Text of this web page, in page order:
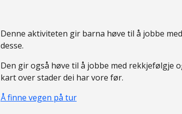
Denne aktiviteten gir barna høve til å jobbe
desse.
Den gir også høve til å jobbe med rekkjefølgje
kart over stader dei har vore før.
Å finne vegen på tur